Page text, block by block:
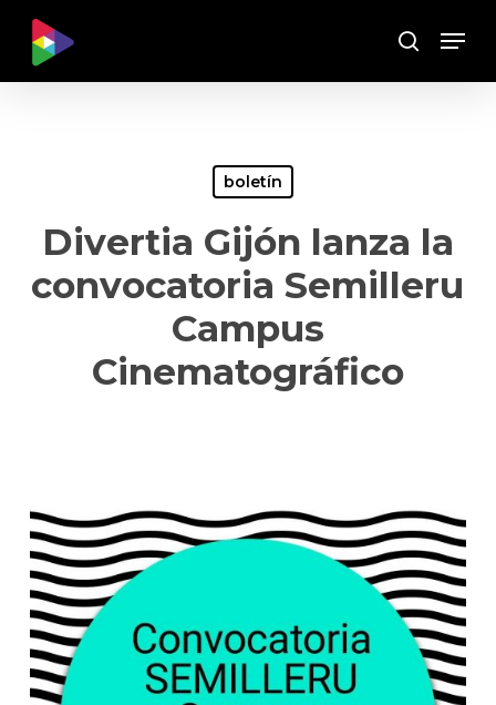
main
Buscar
Menu
boletín
Divertia Gijón lanza la
convocatoria Semilleru
Campus
Cinematográfico